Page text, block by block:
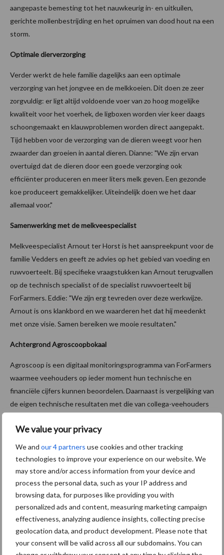
We value your privacy
We and our 4 partners use cookies and other tracking
technologies to improve your experience on our website. We
may store and/or access information from your device and
process the personal data, such as your IP address and
browsing data, for purposes like providing you with
personalized ads and content, measuring marketing campaign
effectiveness, analyzing audience insights, collecting precise
geolocation data, and product development. Please note that
your consent will be valid across all our subdomains. You can
aangepaste bemesting tot het nauwkeurig in- en uitkuilen,
gerichte mollenbestrijding en het opruimen van dood hout na een
storm.
Optimale dierverzorging
Verder werkt de hele familie dagelijks aan een optimale
verzorging van het jongvee en de melkkoeien. Dit doen ze zeer
zorgvuldig: er ligt altijd voldoende voer van zo hoog mogelijke
kwaliteit voor het voerhek, de ligboxen worden vier keer daags
schoongemaakt en klauwproblemen worden direct aangepakt.
Tijd hebben voor de verzorging van de dieren weegt voor hen
zwaarder dan groeien in aantal dieren. Dianne: "We zijn ervan
overtuigd dat de dieren door een goede verzorging ook
efficiënter produceren en meer liters melk geven. Een gezonde
koe produceert gemakkelijker. Uiteindelijk doen we het daar
allemaal voor."
Samenwerking met de melkveespecialist
Melkveespecialist Arnout ter Horst is het aanspreekpunt voor de
familie Vedders en geeft ze advies op het gebied van voeding en
ruwvoerteelt. Bij specifieke vraagstukken kan Arnout terugvallen
op de technisch specialist of de specialist ruwvoerteelt bij
ForFarmers. Eddie: "We zijn erg tevreden over deze werkwijze.
Arnout is ons klankbord en we waarderen het dat hij meedenkt
met onze visie. Samen bereiken we mooie resultaten."
Achtergrond Agroscoopbokaal
Agroscoop is een digitaal monitoringsprogramma van ForFarmers
waarmee veehouders op ieder moment hun technische en
financiële cijfers kunnen beoordelen. Daarnaast is vergelijking van
de eigen technische resultaten met die van collega-veehouders
cijfers, zodat hij/zij bedrijven proactief en effectief kan
begeleiden. Jaarlijks reikt ForFarmers in de sectoren melkvee,
geiten, vleesvee, varkens, legpluimvee, vleespluimvee, loonwerk
en biologisch (Reudink) de Agroscoopbokaal uit aan een
ondernemer die uitzonderlijk heeft gepresteerd.
Aanbevolen voor jou!